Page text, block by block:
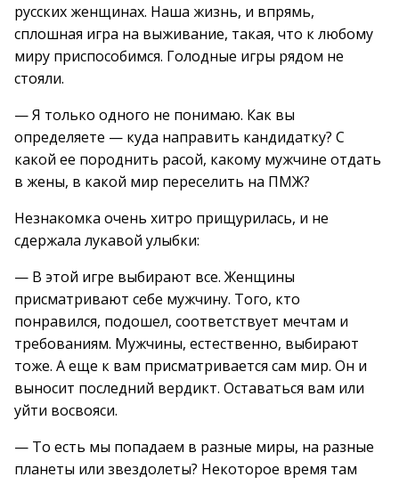
русских женщинах. Наша жизнь, и впрямь,
сплошная игра на выживание, такая, что к любому
миру приспособимся. Голодные игры рядом не
стояли.
— Я только одного не понимаю. Как вы
определяете — куда направить кандидатку? С
какой ее породнить расой, какому мужчине отдать
в жены, в какой мир переселить на ПМЖ?
Незнакомка очень хитро прищурилась, и не
сдержала лукавой улыбки:
— В этой игре выбирают все. Женщины
присматривают себе мужчину. Того, кто
понравился, подошел, соответствует мечтам и
требованиям. Мужчины, естественно, выбирают
тоже. А еще к вам присматривается сам мир. Он и
выносит последний вердикт. Оставаться вам или
уйти восвояси.
— То есть мы попадаем в разные миры, на разные
планеты или звездолеты? Некоторое время там